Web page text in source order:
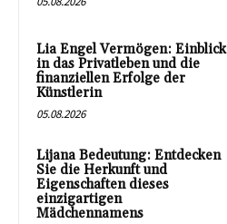
Lia Engel Vermögen: Einblick
in das Privatleben und die
finanziellen Erfolge der
Künstlerin
05.08.2026
Lijana Bedeutung: Entdecken
Sie die Herkunft und
Eigenschaften dieses
einzigartigen
Mädchennamens